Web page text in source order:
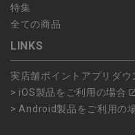
特集
全ての商品
LINKS
実店舗ポイントアプリダウ
> iOS製品をご利用の場合
> Android製品をご利用の